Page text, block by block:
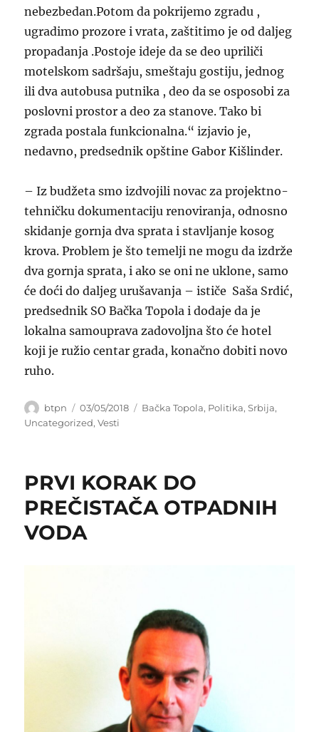
nebezbedan.Potom da pokrijemo zgradu ,
ugradimo prozore i vrata, zaštitimo je od daljeg
propadanja .Postoje ideje da se deo upriliči
motelskom sadršaju, smeštaju gostiju, jednog
ili dva autobusa putnika , deo da se osposobi za
poslovni prostor a deo za stanove. Tako bi
zgrada postala funkcionalna.“ izjavio je,
nedavno, predsednik opštine Gabor Kišlinder.
– Iz budžeta smo izdvojili novac za projektno-
tehničku dokumentaciju renoviranja, odnosno
skidanje gornja dva sprata i stavljanje kosog
krova. Problem je što temelji ne mogu da izdrže
dva gornja sprata, i ako se oni ne uklone, samo
će doći do daljeg urušavanja – ističe Saša Srdić,
predsednik SO Bačka Topola i dodaje da je
lokalna samouprava zadovoljna što će hotel
koji je ružio centar grada, konačno dobiti novo
ruho.
Author
btpn
Posted
on
03/05/2018 Categories
Bačka Topola, Politika,Srbija,
Uncategorized,Vesti
PRVI KORAK DO
PREČISTAČA OTPADNIH
VODA